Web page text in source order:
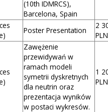
(10th IDMRCS),
Barcelona, Spain
Poster Presentation
2
PLN
Zawężenie
przewidywań w
ramach modeli
symetrii dyskretnych
dla neutrin oraz
prezentacja wyników
w postaci wykresów.
1
PLN